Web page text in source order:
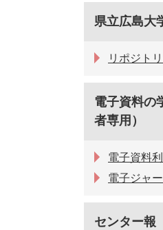
県立広島大
リポジト
電子資料の
者専用）
電子資料
電子ジャ
センター報